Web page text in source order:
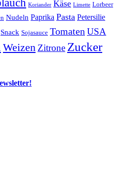
Koriander Käse Limette Lorbeer
Nudeln Paprika Pasta Petersilie
Snack Sojasauce Tomaten USA
Weizen Zitrone Zucker